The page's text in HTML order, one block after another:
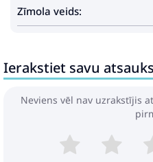
Zīmola veids:
Ierakstiet savu
Neviens vēl nav uzrakstījis